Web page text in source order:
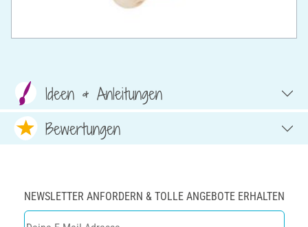
Ideen & Anleitungen
Bewertungen
NEWSLETTER ANFORDERN & TOLLE ANGEBOTE ERHALTEN